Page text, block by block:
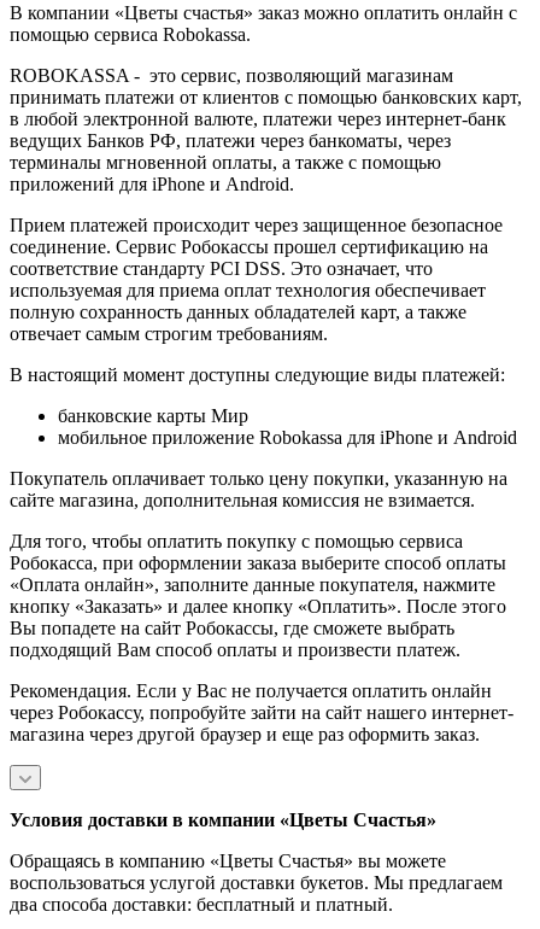
В компании «Цветы счастья» заказ можно оплатить онлайн с
помощью сервиса Robokassa.
ROBOKASSA - это сервис, позволяющий магазинам
принимать платежи от клиентов с помощью банковских карт,
в любой электронной валюте, платежи через интернет-банк
ведущих Банков РФ, платежи через банкоматы, через
терминалы мгновенной оплаты, а также с помощью
приложений для iPhone и Android.
Прием платежей происходит через защищенное безопасное
соединение. Сервис Робокассы прошел сертификацию на
соответствие стандарту PCI DSS. Это означает, что
используемая для приема оплат технология обеспечивает
полную сохранность данных обладателей карт, а также
отвечает самым строгим требованиям.
В настоящий момент доступны следующие виды платежей:
банковские карты Мир
мобильное приложение Robokassa для iPhone и Android
Покупатель оплачивает только цену покупки, указанную на
сайте магазина, дополнительная комиссия не взимается.
Для того, чтобы оплатить покупку с помощью сервиса
Робокасса, при оформлении заказа выберите способ оплаты
«Оплата онлайн», заполните данные покупателя, нажмите
кнопку «Заказать» и далее кнопку «Оплатить». После этого
Вы попадете на сайт Робокассы, где сможете выбрать
подходящий Вам способ оплаты и произвести платеж.
Рекомендация. Если у Вас не получается оплатить онлайн
через Робокассу, попробуйте зайти на сайт нашего интернет-
магазина через другой браузер и еще раз оформить заказ.
Условия доставки в компании «Цветы Счастья»
Обращаясь в компанию «Цветы Счастья» вы можете
воспользоваться услугой доставки букетов. Мы предлагаем
два способа доставки: бесплатный и платный.